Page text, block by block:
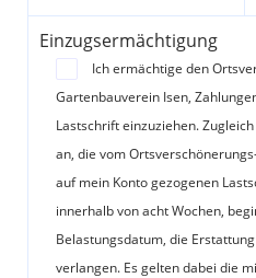
Einzugsermächtigung
Ich ermächtige den
Gartenbauverein Isen,
Lastschrift einzuziehen.
an, die vom
auf mein Konto gezogenen
innerhalb von acht Wochen,
Belastungsdatum, die
verlangen. Es gelten dabei die